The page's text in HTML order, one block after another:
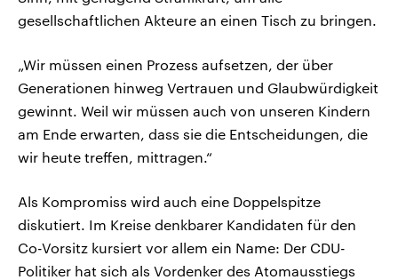
gesellschaftlichen Akteure an einen Tisch zu bringen.
„Wir müssen einen Prozess aufsetzen, der über
Generationen hinweg Vertrauen und Glaubwürdigkeit
gewinnt. Weil wir müssen auch von unseren Kindern
am Ende erwarten, dass sie die Entscheidungen, die
wir heute treffen, mittragen.“
Als Kompromiss wird auch eine Doppelspitze
diskutiert. Im Kreise denkbarer Kandidaten für den
Co-Vorsitz kursiert vor allem ein Name: Der CDU-
Politiker hat sich als Vordenker des Atomausstiegs